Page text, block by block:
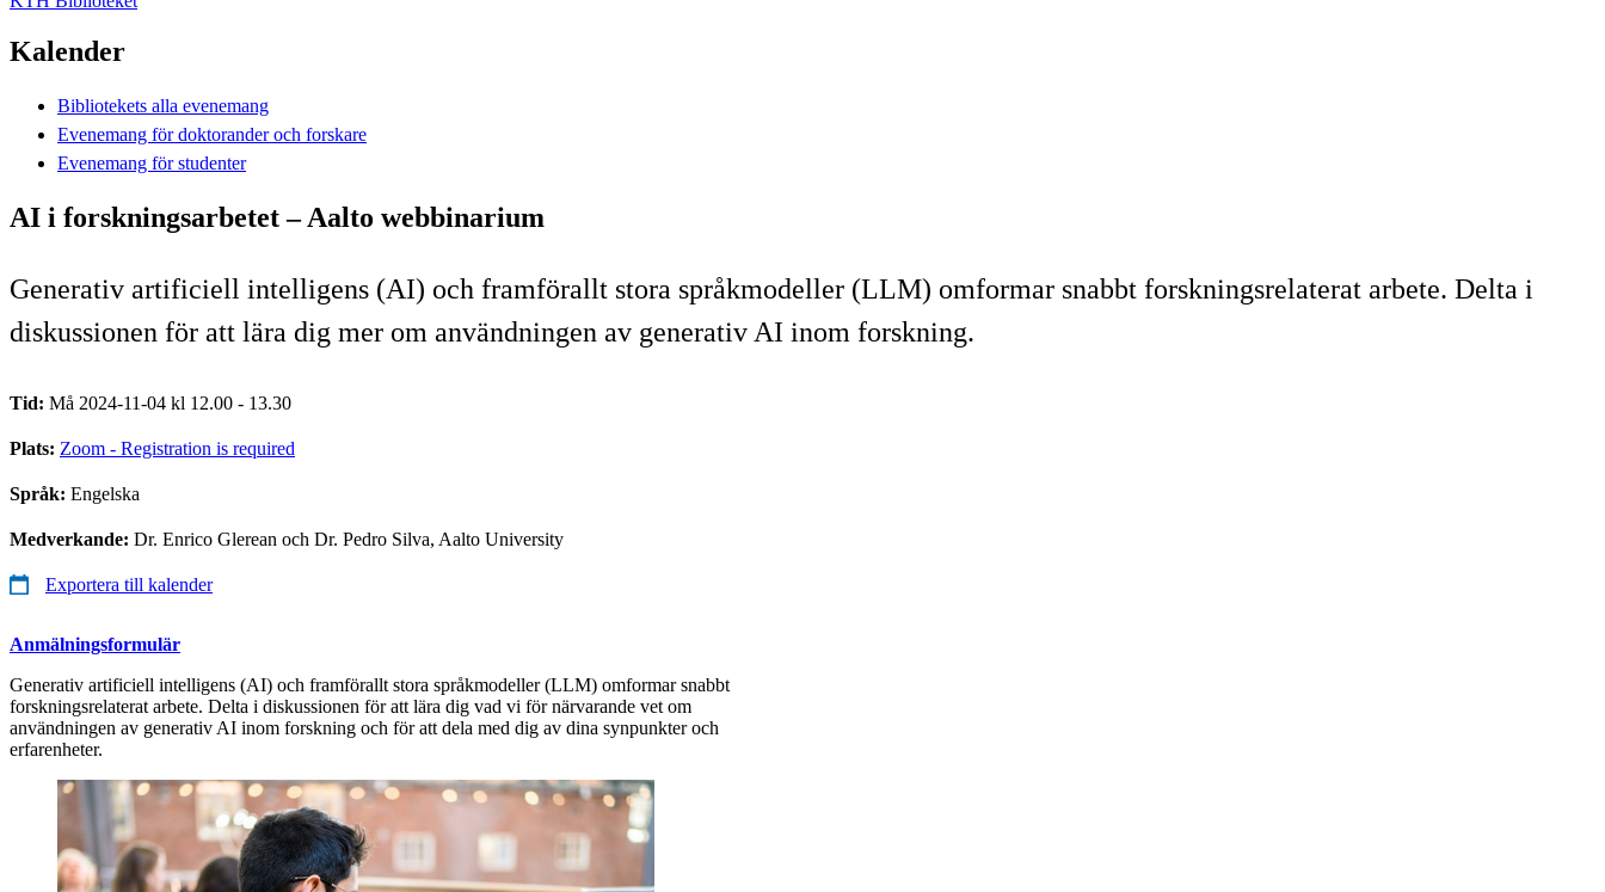
Kalender
Bibliotekets alla evenemang
Evenemang för doktorander och forskare
Evenemang för studenter
AI i forskningsarbetet – Aalto webbinarium
Generativ artificiell intelligens (AI) och framförallt stora språkmodeller (LLM) omformar snabbt forskningsrelaterat arbete. Delta i
diskussionen för att lära dig mer om användningen av generativ AI inom forskning.
Tid: Må 2024-11-04 kl 12.00 - 13.30
Plats: Zoom - Registration is required
Språk: Engelska
Medverkande: Dr. Enrico Glerean och Dr. Pedro Silva, Aalto University
Exportera till kalender
Anmälningsformulär
Generativ artificiell intelligens (AI) och framförallt stora språkmodeller (LLM) omformar snabbt
forskningsrelaterat arbete. Delta i diskussionen för att lära dig vad vi för närvarande vet om
användningen av generativ AI inom forskning och för att dela med dig av dina synpunkter och
erfarenheter.